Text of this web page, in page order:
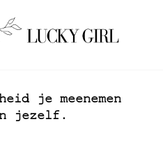
je meenemen
jezelf.